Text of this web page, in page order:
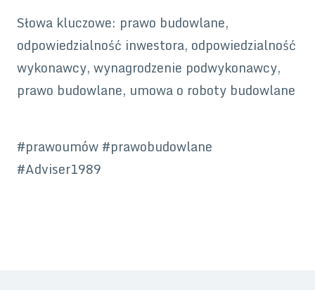
Słowa kluczowe: prawo budowlane,
odpowiedzialność inwestora, odpowiedzialność
wykonawcy, wynagrodzenie podwykonawcy,
prawo budowlane, umowa o roboty budowlane
#prawoumów #prawobudowlane
#Adviser1989